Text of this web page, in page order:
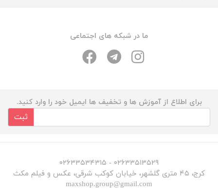
ما در شبکه های اجتماعی
برای اطلاع از آموزش ها و تخفیف ها ایمیل خود را وارد کنید.
ثبت
۰۲۶۳۳۵۱۳۵۲۹ - ۰۲۶۳۳۵۳۴۳۱۵
کرج، ۴۵ متری گلشهر، خیابان کوکب شرقی، عکس و فیلم مکث
maxshop.group@gmail.com